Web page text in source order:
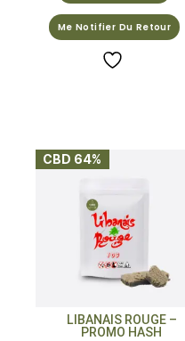
Me Notifier Du Retour
CBD 64%
LIBANAIS ROUGE –
PROMO HASH